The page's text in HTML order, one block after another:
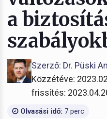
a
Szerző: Dr. Püski
Közzétéve:
frissítés:
Olvasási idő: 7 perc